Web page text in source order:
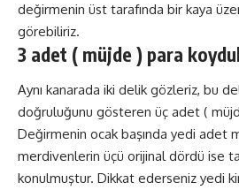
değirmenin üst tarafında bir kaya
görebiliriz.
3 adet ( müjde ) para
Aynı kanarada iki delik gözleriz, bu
doğruluğunu gösteren üç adet (
Değirmenin ocak başında yedi adet
merdivenlerin üçü orijinal dördü ise
konulmuştur. Dikkat ederseniz yedi